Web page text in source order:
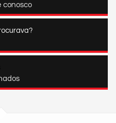
conosco